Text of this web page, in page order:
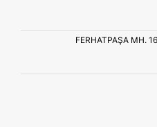
FERHATPAŞA MH.